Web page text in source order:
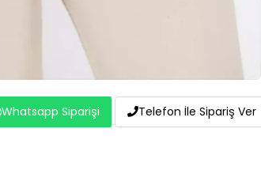
Whatsapp Siparişi Telefon İle Sipariş Ver